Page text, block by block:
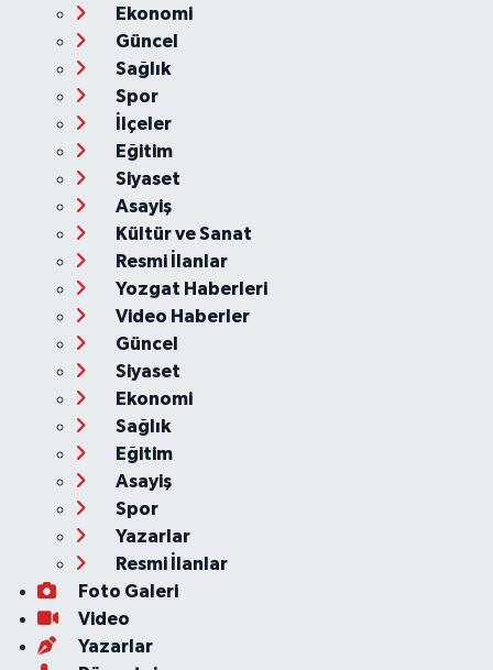
Ekonomi
Güncel
Sağlık
Spor
İlçeler
Eğitim
Siyaset
Asayiş
Kültür ve Sanat
Resmi İlanlar
Yozgat Haberleri
Video Haberler
Güncel
Siyaset
Ekonomi
Sağlık
Eğitim
Asayiş
Spor
Yazarlar
Resmi İlanlar
Foto Galeri
Video
Yazarlar